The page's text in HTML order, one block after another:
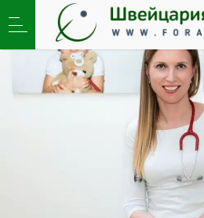
Все авторы»Лиана